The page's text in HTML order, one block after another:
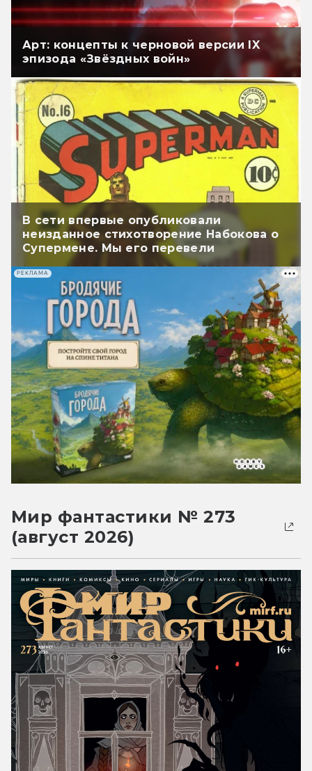
Арт: концепты к черновой версии IX
эпизода «Звёздных войн»
В сети впервые опубликовали
неизданное стихотворение Набокова о
Супермене. Мы его перевели
РЕКЛАМА
Мир фантастики № 273
(август 2026)